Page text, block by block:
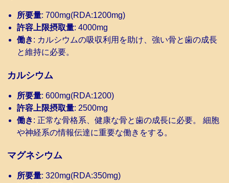
所要量: 700mg(RDA:1200mg)
許容上限摂取量: 4000mg
働き: カルシウムの吸収利用を助け、強い骨と歯の成長
と維持に必要。
カルシウム
所要量: 600mg(RDA:1200)
許容上限摂取量: 2500mg
働き: 正常な骨格系、健康な骨と歯の成長に必要。 細胞
や神経系の情報伝達に重要な働きをする。
マグネシウム
所要量: 320mg(RDA:350mg)